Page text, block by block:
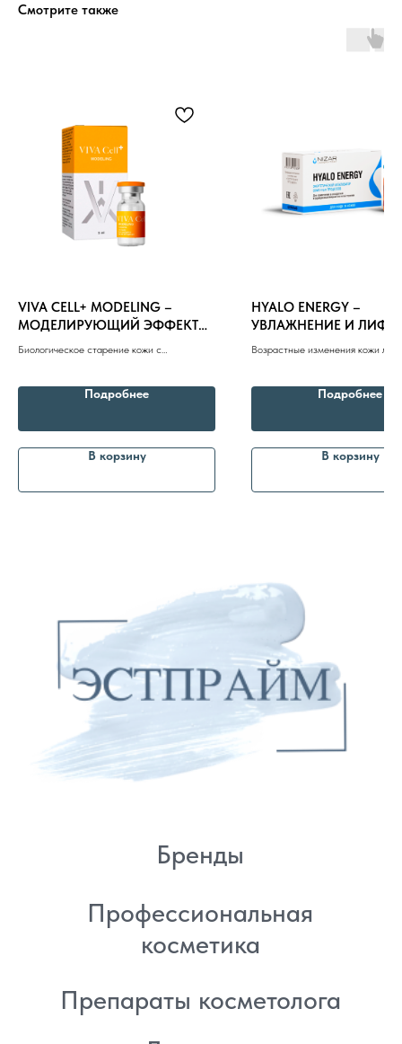
Смотрите также
VIVA CELL+ MODELING –
МОДЕЛИРУЮЩИЙ ЭФФЕКТ
5ml
Биологическое старение кожи с
Подробнее
В корзину
HYALO ENERGY –
УВЛАЖНЕНИЕ И
ЭФФЕКТ 5ml
Возрастные изменения кожи
Подробнее
В корзину
Политика
конфиденциальности
Энтузиастов 30Б, Челябинск